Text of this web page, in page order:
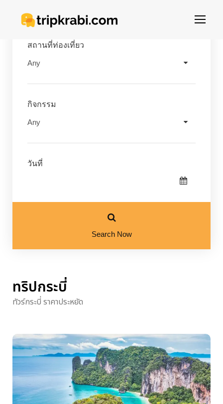
สถานที่ท่องเที่ยว
กิจกรรม
วันที่
Search Now
ทริปกระบี่
ทัวร์กระบี่ ราคาประหยัด